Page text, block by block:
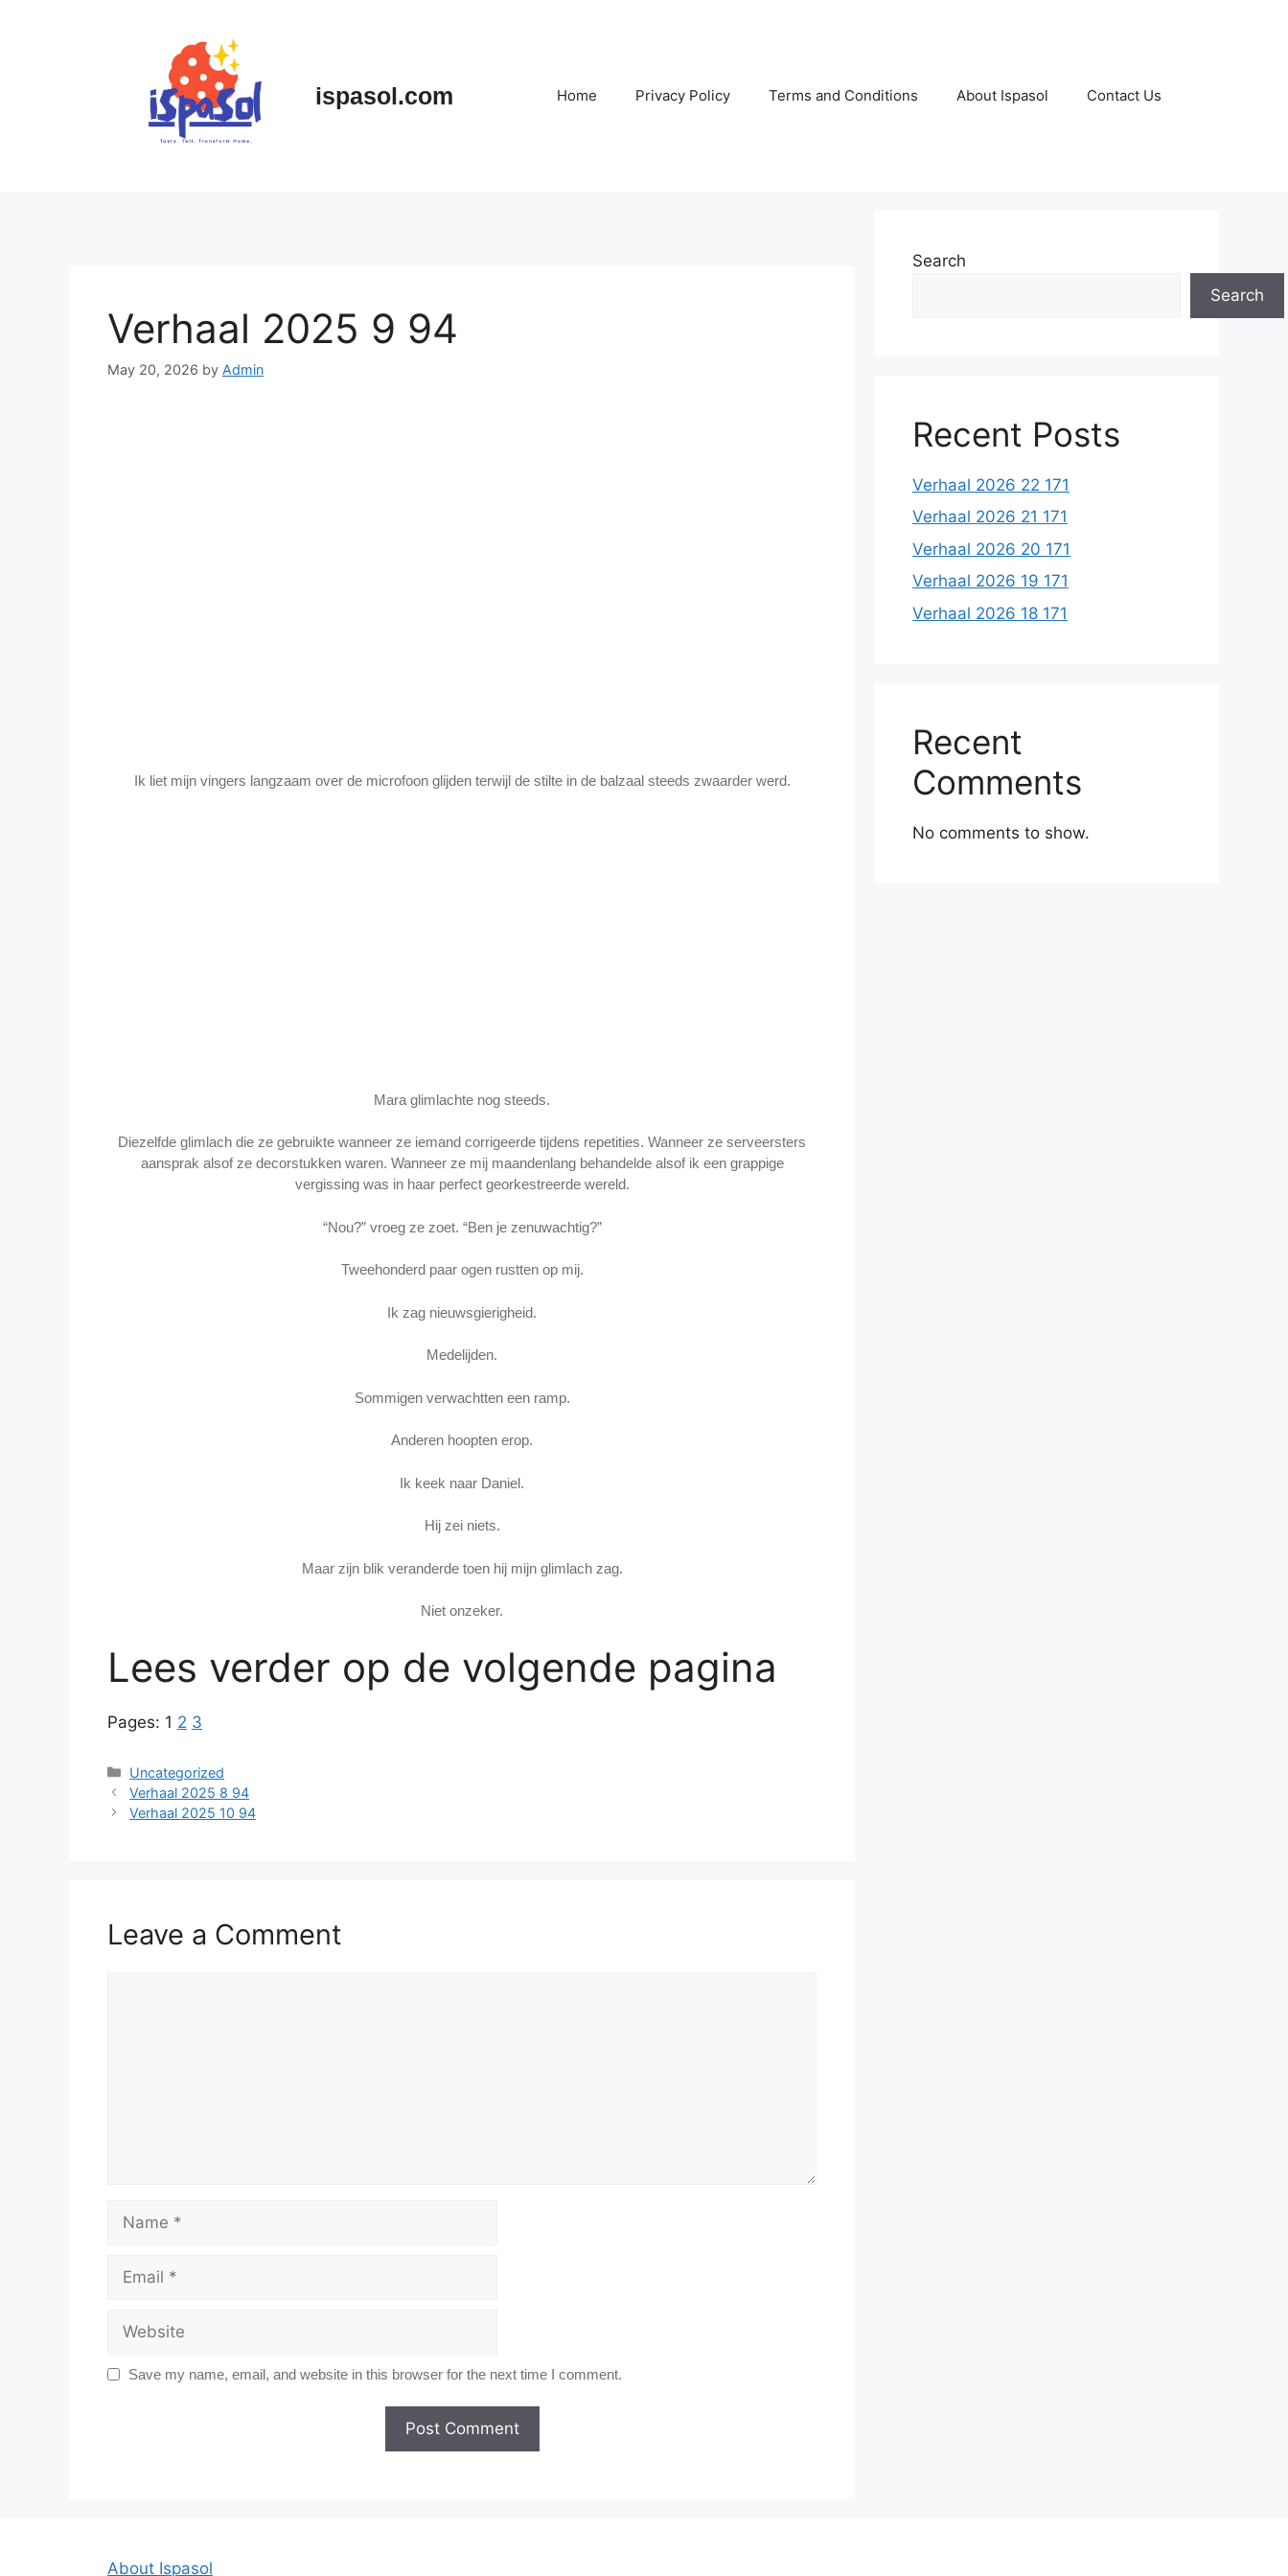
ispasol.com Home Privacy Policy Terms and Conditions About Ispasol Contact Us
Verhaal 2025 9 94
May 20, 2026 by Admin
Ik liet mijn vingers langzaam over de microfoon glijden terwijl de stilte in de balzaal steeds zwaarder werd.
Mara glimlachte nog steeds.
Diezelfde glimlach die ze gebruikte wanneer ze iemand corrigeerde tijdens repetities. Wanneer ze serveersters
aansprak alsof ze decorstukken waren. Wanneer ze mij maandenlang behandelde alsof ik een grappige
vergissing was in haar perfect georkestreerde wereld.
“Nou?” vroeg ze zoet. “Ben je zenuwachtig?”
Tweehonderd paar ogen rustten op mij.
Ik zag nieuwsgierigheid.
Medelijden.
Sommigen verwachtten een ramp.
Anderen hoopten erop.
Ik keek naar Daniel.
Hij zei niets.
Maar zijn blik veranderde toen hij mijn glimlach zag.
Niet onzeker.
Lees verder op de volgende pagina
Pages: 1 2 3
Categories
Uncategorized
Verhaal 2025 8 94
Verhaal 2025 10 94
Leave a Comment
Save my name, email, and website in this browser for the next time I comment.
Search
Search
Recent Posts
Verhaal 2026 22 171
Verhaal 2026 21 171
Verhaal 2026 20 171
Verhaal 2026 19 171
Verhaal 2026 18 171
Recent
Comments
No comments to show.
About Ispasol